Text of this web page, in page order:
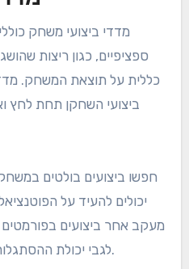
מדדי ביצועי משחק
ספציפיים, כגון ריצות
כללית על תוצאת המשחק.
ביצועי השחקן תחת לחץ
חפשו ביצועים בולטים
יכולים להעיד על
מעקב אחר ביצועים בפורמטים
לגבי יכולת ההסתגלות ורמת המיומנות של השחקן.